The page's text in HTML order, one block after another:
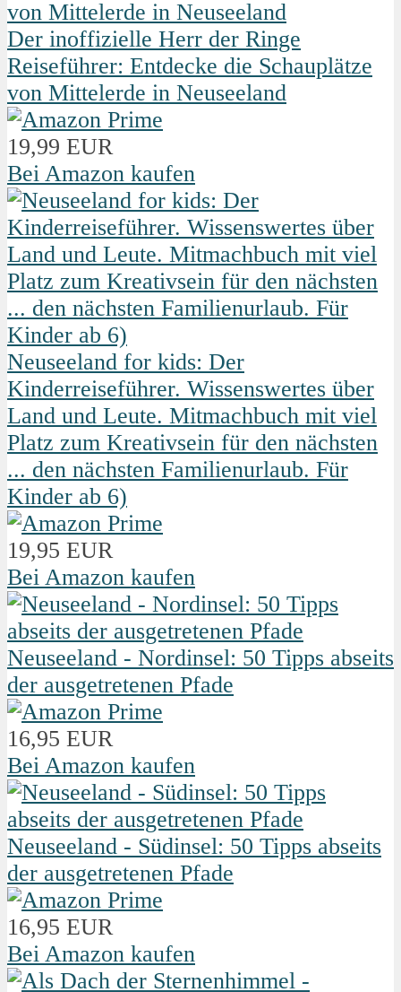
Der inoffizielle Herr der Ringe
Reiseführer: Entdecke die Schauplätze
von Mittelerde in Neuseeland
19,99 EUR
Bei Amazon kaufen
Neuseeland for kids: Der
Kinderreiseführer. Wissenswertes über
Land und Leute. Mitmachbuch mit viel
Platz zum Kreativsein für den nächsten
... den nächsten Familienurlaub. Für
Kinder ab 6)
19,95 EUR
Bei Amazon kaufen
Neuseeland - Nordinsel: 50 Tipps abseits
der ausgetretenen Pfade
16,95 EUR
Bei Amazon kaufen
Neuseeland - Südinsel: 50 Tipps abseits
der ausgetretenen Pfade
16,95 EUR
Bei Amazon kaufen